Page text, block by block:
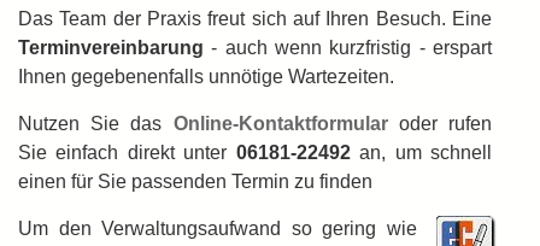
Das Team der Praxis freut sich auf Ihren Besuch. Eine
Terminvereinbarung - auch wenn kurzfristig - erspart
Ihnen ge­ge­ben­en­falls unnötige Wartezeiten.
Nutzen Sie das Online-Kontaktformular oder rufen
Sie einfach direkt unter 06181-22492an, um schnell
einen für Sie passenden Termin zu finden
Um den Verwaltungsaufwand so gering wie